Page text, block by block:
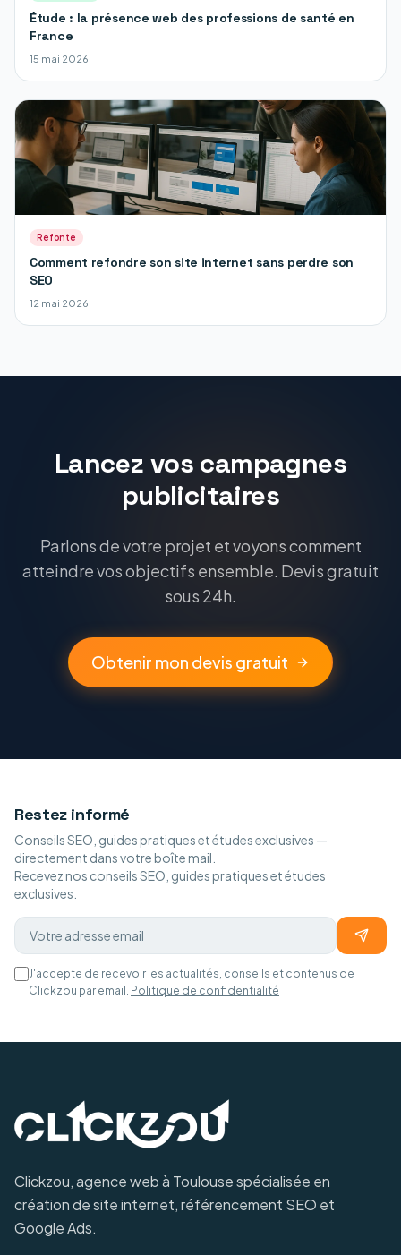
Étude : la présence web des professions de santé en
France
15 mai 2026
Refonte
Comment refondre son site internet sans perdre son
SEO
12 mai 2026
Lancez vos campagnes
publicitaires
Parlons de votre projet et voyons comment
atteindre vos objectifs ensemble. Devis gratuit
sous 24h.
Obtenir mon devis gratuit
Restez informé
Conseils SEO, guides pratiques et études exclusives —
directement dans votre boîte mail.
Recevez nos conseils SEO, guides pratiques et études
exclusives.
J'accepte de recevoir les actualités, conseils et contenus de
Clickzou par email. Politique de confidentialité
Clickzou, agence web à Toulouse spécialisée en
création de site internet, référencement SEO et
Google Ads.